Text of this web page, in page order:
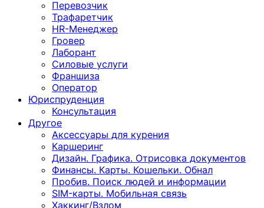
Перевозчик
Трафаретчик
HR-Менеджер
Гровер
Лаборант
Силовые услуги
Франшиза
Оператор
Юриспруденция
Консультация
Другoе
Аксессуары для курения
Каршеринг
Дизайн. Графика. Отрисовка документов
Финансы. Карты. Кошельки. Обнал
Пробив. Поиск людей и информации
SIM-карты. Мобильная связь
Хаккинг/Взлом